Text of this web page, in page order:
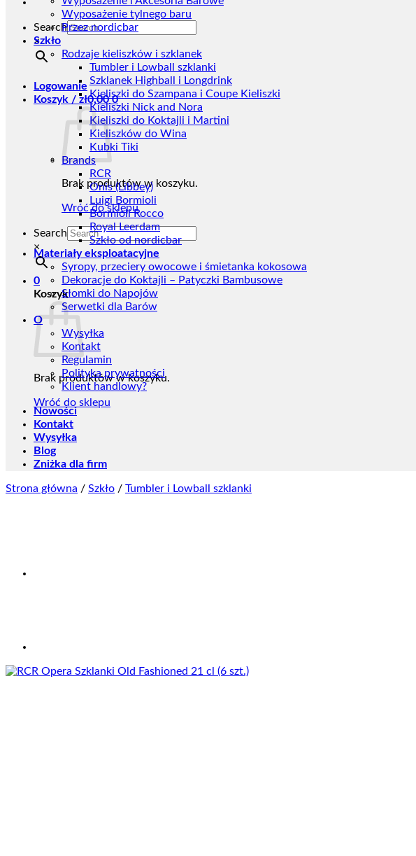
Search
×
Logowanie
Koszyk / zł0,00 0
Brak produktów w koszyku.
Wróć do sklepu
Search
×
0
Koszyk
Brak produktów w koszyku.
Wróć do sklepu
Wyposażenie tylnego baru
Przez nordicbar
Szkło
Rodzaje kieliszków i szklanek
Tumbler i Lowball szklanki
Szklanek Highball i Longdrink
Kieliszki do Szampana i Coupe Kieliszki
Kieliszki Nick and Nora
Kieliszki do Koktajli i Martini
Kieliszków do Wina
Kubki Tiki
Brands
RCR
Onis (Libbey)
Luigi Bormioli
Bormioli Rocco
Royal Leerdam
Szkło od nordicbar
Materiały eksploatacyjne
Syropy, przeciery owocowe i śmietanka kokosowa
Dekoracje do Koktajli – Patyczki Bambusowe
Słomki do Napojów
Serwetki dla Barów
O
Wysyłka
Kontakt
Regulamin
Polityka prywatności
Klient handlowy?
Nowości
Kontakt
Wysyłka
Blog
Zniżka dla firm
Strona główna / Szkło / Tumbler i Lowball szklanki